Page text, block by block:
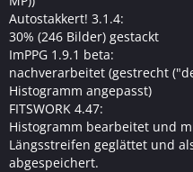
Autostakkert! 3.1.4:
30% (246 Bilder) gestackt
ImPPG 1.9.1 beta:
nachverarbeitet (gestrecht
Histogramm angepasst)
FITSWORK 4.47:
Histogramm bearbeitet und
Längsstreifen geglättet und
abgespeichert.